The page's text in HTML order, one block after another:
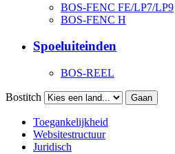
BOS-FENC FE/LP7/LP9
BOS-FENC H
Spoeluiteinden
BOS-REEL
Bostitch Gaan
Toegankelijkheid
Websitestructuur
Juridisch